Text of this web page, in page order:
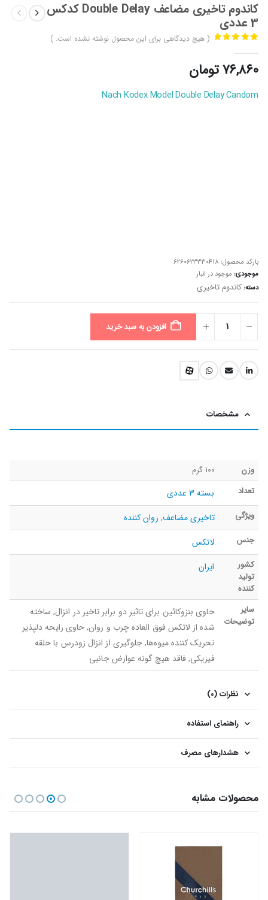
کاندوم تاخیری مضاعف Double Delay کدکس
3 عددی
( هیچ دیدگاهی برای این محصول نوشته نشده است. )
۷۶,۸۶۰تومان
Nach Kodex Model Double Delay Candom
بارکد محصول: 6260623330418
موجودی: موجود در انبار
دسته: کاندوم تاخیری
افزودن به سبد خرید
مشخصات
وزن
100 گرم
تعداد
بسته 3 عددی
ویژگی تاخیری مضاعف, روان کننده
جنس لاتکس
کشور
تولید
کننده
ایران
سایر
توضیحات
حاوی بنزوکائین برای تاثیر دو برابر تاخیر در انزال, ساخته
شده از لاتکس فوق العاده چرب و روان, حاوی رایحه دلپذیر
تحریک کننده میوه‌ها, جلوگیری از انزال زودرس با حلقه
فیزیکی, فاقد هیچ گونه عوارض جانبی
نظرات (0)
راهنمای استفاده
هشدارهای مصرف
محصولات مشابه